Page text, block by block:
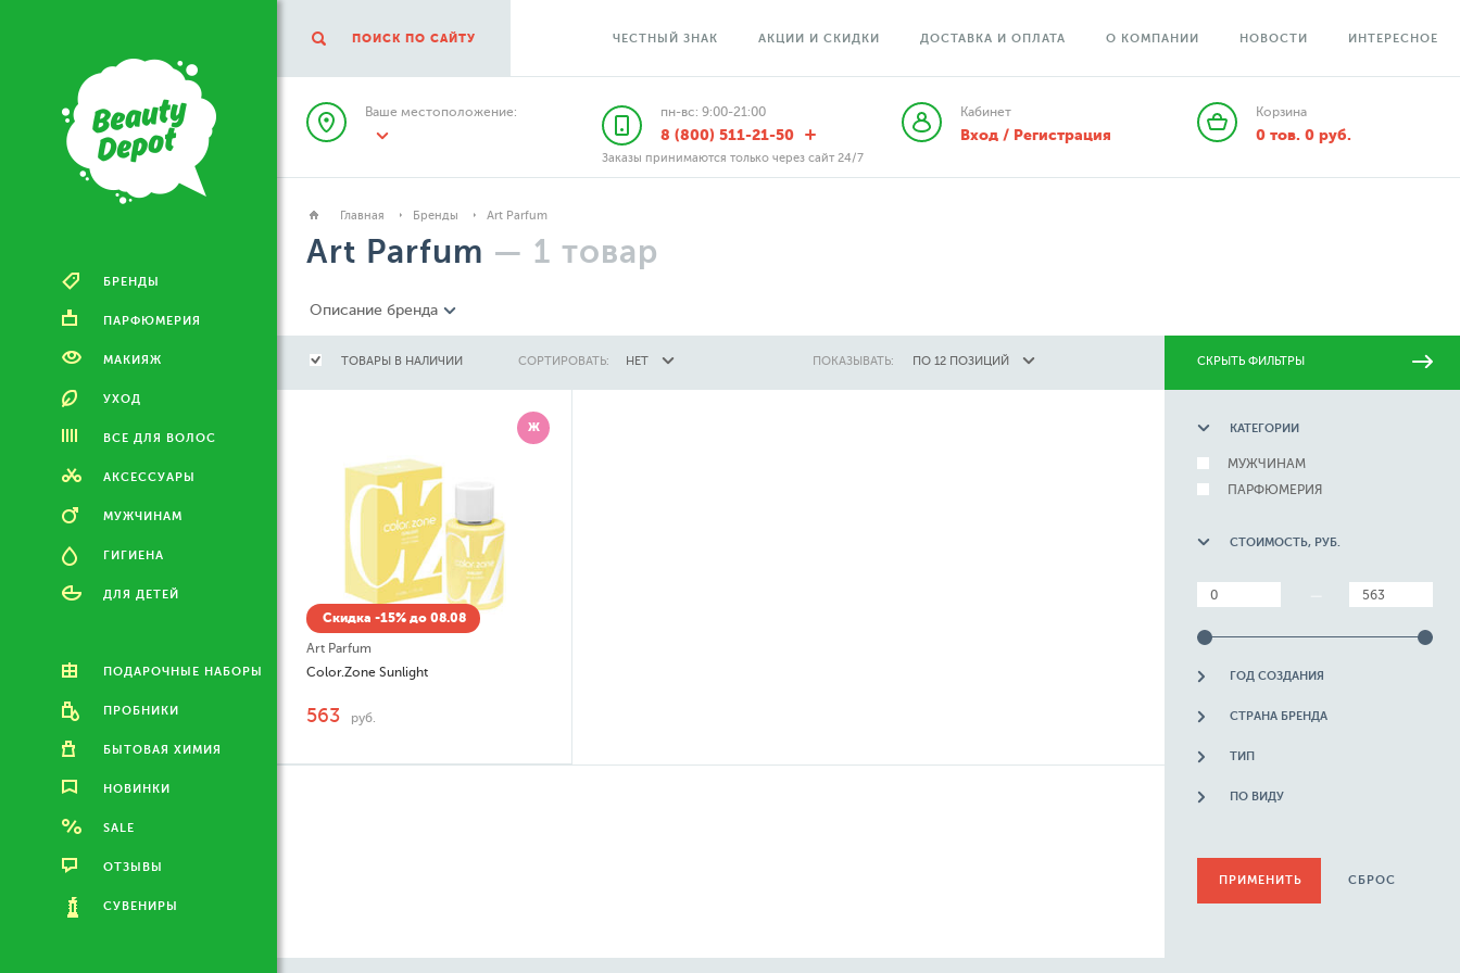
БРЕНДЫ
ПАРФЮМЕРИЯ
МАКИЯЖ
УХОД
ВСЕ ДЛЯ ВОЛОС
АКСЕССУАРЫ
МУЖЧИНАМ
ГИГИЕНА
ДЛЯ ДЕТЕЙ
ПОДАРОЧНЫЕ НАБОРЫ
ПРОБНИКИ
БЫТОВАЯ ХИМИЯ
НОВИНКИ
SALE
ОТЗЫВЫ
СУВЕНИРЫ
ПОИСК ПО САЙТУ ЧЕСТНЫЙ ЗНАК АКЦИИ И СКИДКИ ДОСТАВКА И ОПЛАТА О КОМПАНИИ НОВОСТИ ИНТЕРЕСНОЕ
Ваше местоположение: пн-вс: 9:00-21:00
8 (800) 511-21-50
Заказы принимаются только через сайт 24/7
Кабинет
Вход / Регистрация
Корзина
0 тов. 0руб.
Главная Бренды Art Parfum
Art Parfum — 1 товар
Описание бренда
ТОВАРЫ В НАЛИЧИИ СОРТИРОВАТЬ: НЕТ ПОКАЗЫВАТЬ: ПО 12 ПОЗИЦИЙ СКРЫТЬ ФИЛЬТРЫ
Ж
Скидка -15% до 08.08
Art Parfum
Color.Zone Sunlight
563 руб.
КАТЕГОРИИ
МУЖЧИНАМ
ПАРФЮМЕРИЯ
СТОИМОСТЬ, РУБ.
ГОД СОЗДАНИЯ
СТРАНА БРЕНДА
ТИП
ПО ВИДУ
СБРОС